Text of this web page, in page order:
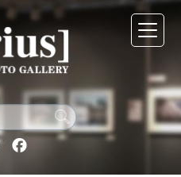
Twitter Facebook